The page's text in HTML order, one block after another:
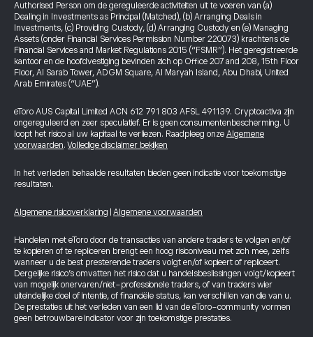
Authorised Person om de gereguleerde activiteiten uit te voeren van (a)
Dealing in Investments as Principal (Matched), (b) Arranging Deals in
Investments, (c) Providing Custody, (d) Arranging Custody en (e) Managing
Assets (onder Financial Services Permission Number 220073) krachtens de
Financial Services and Market Regulations 2015 (“FSMR”). Het geregistreerde
kantoor en de hoofdvestiging bevinden zich op Office 207 and 208, 15th Floor
Floor, Al Sarab Tower, ADGM Square, Al Maryah Island, Abu Dhabi, United
Arab Emirates (“UAE”).
eToro AUS Capital Limited ACN 612 791 803 AFSL 491139. Cryptoactiva zijn
ongereguleerd en zeer speculatief. Er is geen consumentenbescherming. U
loopt het risico al uw kapitaal te verliezen. Raadpleeg onze Algemene
voorwaarden.Volledige disclaimer bekijken
In het verleden behaalde resultaten bieden geen indicatie voor toekomstige
resultaten.
Algemene risicoverklaring Algemene voorwaarden
Handelen met eToro door de transacties van andere traders te volgen en/of
te kopiëren of te repliceren brengt een hoog risiconiveau met zich mee, zelfs
wanneer u de best presterende traders volgt en/of kopieert of repliceert.
Dergelijke risico’s omvatten het risico dat u handelsbeslissingen volgt/kopieert
van mogelijk onervaren/niet-professionele traders, of van traders wier
uiteindelijke doel of intentie, of financiële status, kan verschillen van die van u.
De prestaties uit het verleden van een lid van de eToro-community vormen
geen betrouwbare indicator voor zijn toekomstige prestaties.